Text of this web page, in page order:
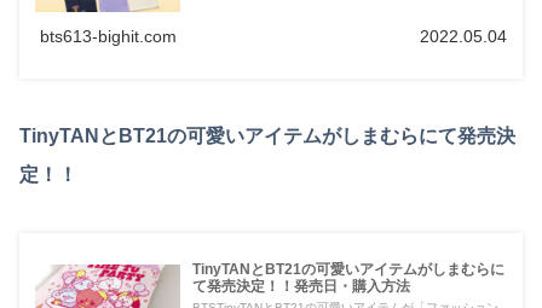
bts613-bighit.com 2022.05.04
TinyTANとBT21の可愛いアイテムがしまむらにて発売決
定！！
TinyTANとBT21の可愛いアイテムがしまむらに
て発売決定！！発売日・購入方法